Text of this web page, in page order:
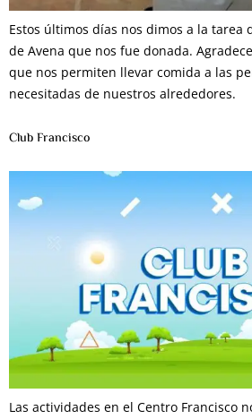
Estos últimos días nos dimos a la tarea
de Avena que nos fue donada.
que nos permiten llevar comida a las
necesitadas de nuestros alrededores.
Club Francisco
Las actividades en el Centro Francisco